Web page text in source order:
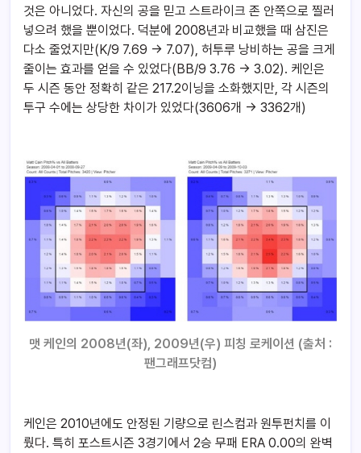
것은 아니었다. 자신의 공을 믿고 스트라이크 존 안쪽으로 찔러
넣으려 했을 뿐이었다. 덕분에 2008년과 비교했을 때 삼진은
다소 줄었지만(K/9 7.69 -> 7.07), 허투루 낭비하는 공을 크게
줄이는 효과를 얻을 수 있었다(BB/9 3.76 -> 3.02). 케인은
두 시즌 동안 정확히 같은 217.2이닝을 소화했지만, 각 시즌의
투구 수에는 상당한 차이가 있었다(3606개 -> 3362개)
맷 케인의 2008년(좌), 2009년(우) 피칭 로케이션 (출처 :
팬그래프닷컴)
케인은 2010년에도 안정된 기량으로 린스컴과 원투펀치를 이
뤘다. 특히 포스트시즌 3경기에서 2승 무패 ERA 0.00의 완벽